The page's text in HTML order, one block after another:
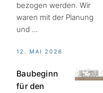
bezogen werden. Wir
waren mit der Planung
und ...
12. MAI 2026
Baubeginn
für den